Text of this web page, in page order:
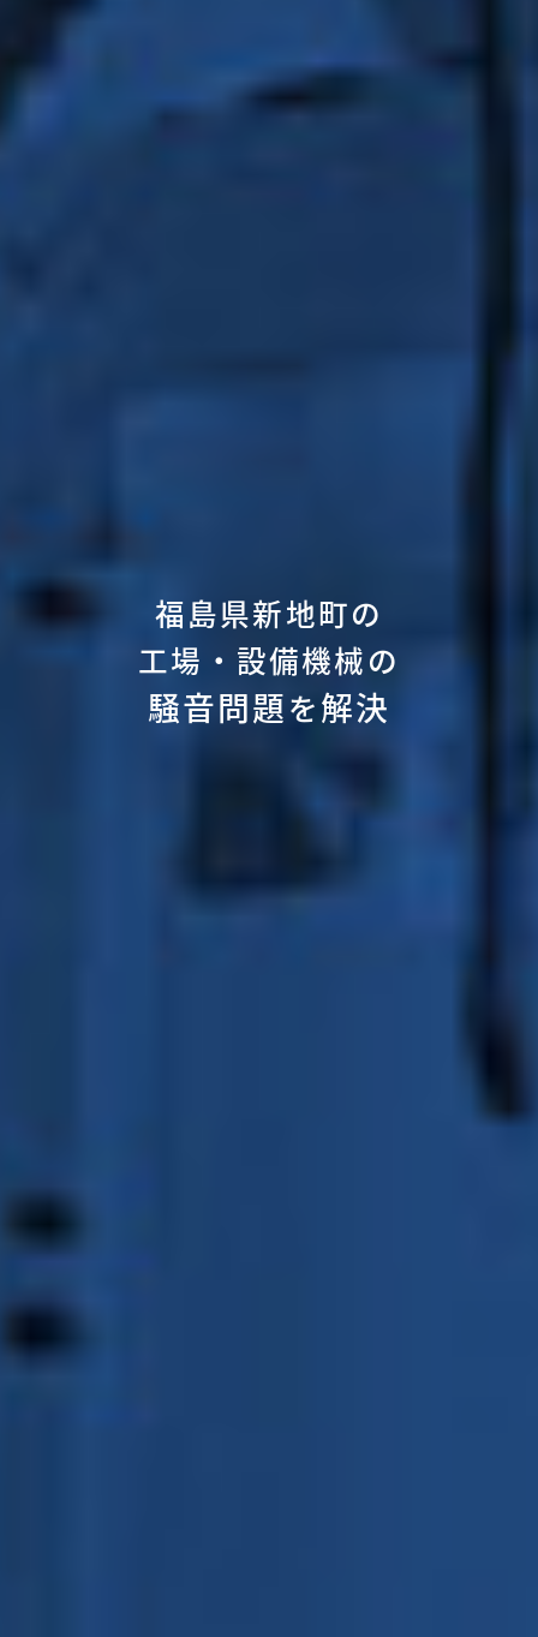
福島県新地町の
工場・設備機械の
騒音問題を解決